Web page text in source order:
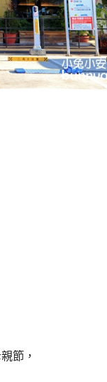
節，